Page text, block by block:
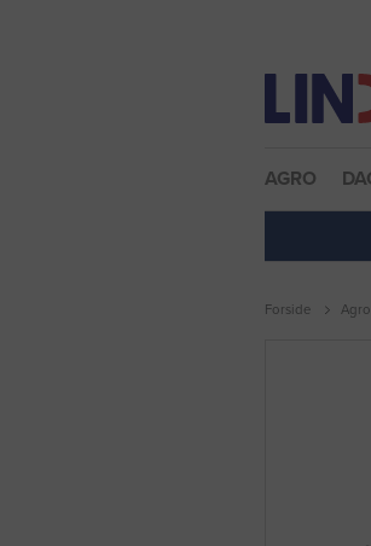
AGRO
Forside Agro